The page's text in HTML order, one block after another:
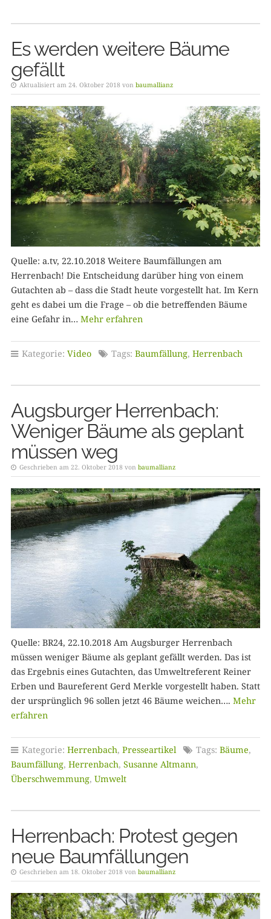
Es werden weitere Bäume
gefällt
Aktualisiert am 24. Oktober 2018 von baumallianz
Quelle: a.tv, 22.10.2018 Weitere Baumfällungen am
Herrenbach! Die Entscheidung darüber hing von einem
Gutachten ab – dass die Stadt heute vorgestellt hat. Im Kern
geht es dabei um die Frage – ob die betreffenden Bäume
eine Gefahr in… Mehr erfahren
Kategorie: Video Tags: Baumfällung, Herrenbach
Augsburger Herrenbach:
Weniger Bäume als geplant
müssen weg
Geschrieben am 22. Oktober 2018 von baumallianz
Quelle: BR24, 22.10.2018 Am Augsburger Herrenbach
müssen weniger Bäume als geplant gefällt werden. Das ist
das Ergebnis eines Gutachten, das Umweltreferent Reiner
Erben und Baureferent Gerd Merkle vorgestellt haben. Statt
der ursprünglich 96 sollen jetzt 46 Bäume weichen…. Mehr
erfahren
Kategorie: Herrenbach, Presseartikel Tags: Bäume,
Baumfällung, Herrenbach, Susanne Altmann,
Überschwemmung, Umwelt
Herrenbach: Protest gegen
neue Baumfällungen
Geschrieben am 18. Oktober 2018 von baumallianz